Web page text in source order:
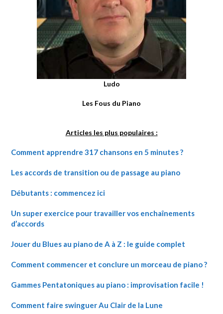
Ludo
Les Fous du Piano
Articles les plus populaires :
Comment apprendre 317 chansons en 5 minutes ?
Les accords de transition ou de passage au piano
Débutants : commencez ici
Un super exercice pour travailler vos enchaînements
d’accords
Jouer du Blues au piano de A à Z : le guide complet
Comment commencer et conclure un morceau de piano ?
Gammes Pentatoniques au piano : improvisation facile !
Comment faire swinguer Au Clair de la Lune